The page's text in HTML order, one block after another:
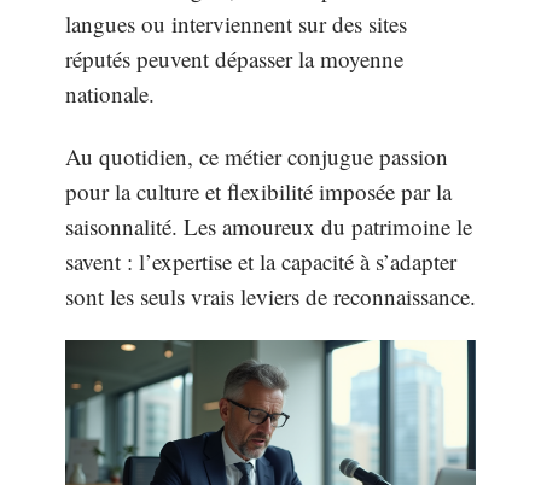
langues ou interviennent sur des sites
réputés peuvent dépasser la moyenne
nationale.
Au quotidien, ce métier conjugue passion
pour la culture et flexibilité imposée par la
saisonnalité. Les amoureux du patrimoine le
savent : l’expertise et la capacité à s’adapter
sont les seuls vrais leviers de reconnaissance.